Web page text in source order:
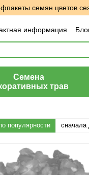
семян цветов
информация
Семена
трав
популярности